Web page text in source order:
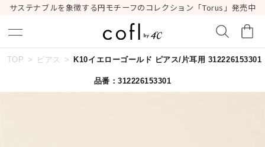
サステナブルを象徴する円モチーフのコレクション「Torus」発売中
キーワードで検索する
TOP ピアス K10イエローゴールド ピアス/片耳用 312226153301
品番：312226153301